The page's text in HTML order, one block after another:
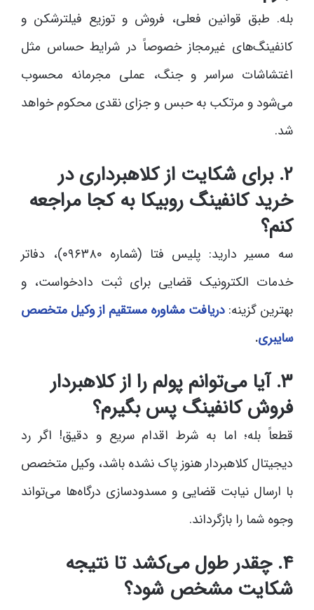
بله. طبق قوانین فعلی، فروش و توزیع فیلترشکن و
کانفینگ‌های غیرمجاز خصوصاً در شرایط حساس مثل
اغتشاشات سراسر و جنگ، عملی مجرمانه محسوب
می‌شود و مرتکب به حبس و جزای نقدی محکوم خواهد
شد.
۲. برای شکایت از کلاهبرداری در
خرید کانفینگ روبیکا به کجا مراجعه
کنم؟
سه مسیر دارید: پلیس فتا (شماره ۰۹۶۳۸۰)، دفاتر
خدمات الکترونیک قضایی برای ثبت دادخواست، و
بهترین گزینه: دریافت مشاوره مستقیم از وکیل متخصص
سایبری.
۳. آیا می‌توانم پولم را از کلاهبردار
فروش کانفینگ پس بگیرم؟
قطعاً بله؛ اما به شرط اقدام سریع و دقیق! اگر رد
دیجیتال کلاهبردار هنوز پاک نشده باشد، وکیل متخصص
با ارسال نیابت قضایی و مسدودسازی درگاه‌ها می‌تواند
وجوه شما را بازگرداند.
۴. چقدر طول می‌کشد تا نتیجه
شکایت مشخص شود؟